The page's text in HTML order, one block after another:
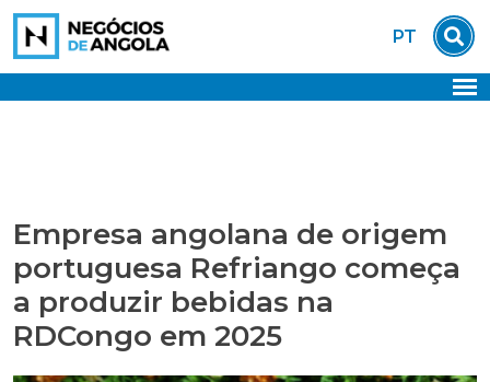
Skip
content
PT
Empresa angolana de origem
portuguesa Refriango começa
a produzir bebidas na
RDCongo em 2025